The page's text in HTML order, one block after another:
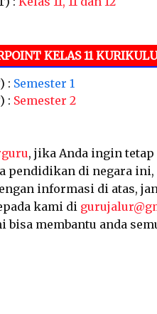
KELAS 11
: Semester 1
: Semester 2
, jika Anda ingin
pendidikan di negara
informasi di atas,
kami di
bisa membantu anda